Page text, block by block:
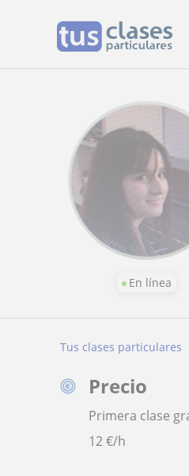
En línea
Tus clases particulares
Precio
Primera clase
12€/h